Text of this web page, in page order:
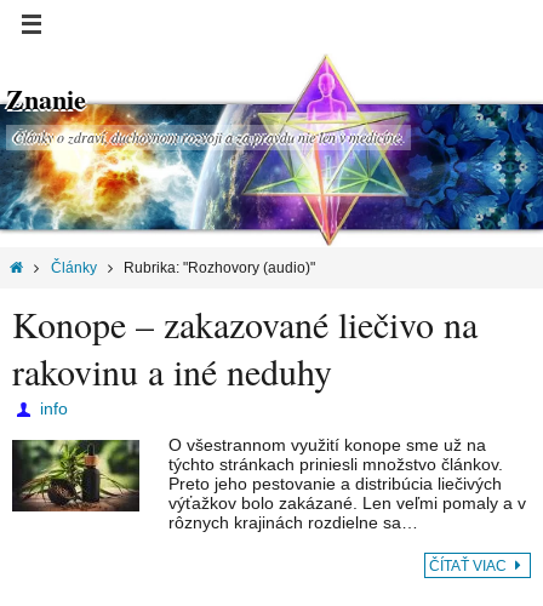
Znanie
Články o zdraví, duchovnom rozvoji a za pravdu nie len v medicíne.
Články Rubrika: "Rozhovory (audio)"
Konope – zakazované liečivo na
rakovinu a iné neduhy
info
O všestrannom využití konope sme už na
týchto stránkach priniesli množstvo článkov.
Preto jeho pestovanie a distribúcia liečivých
výťažkov bolo zakázané. Len veľmi pomaly a v
rôznych krajinách rozdielne sa…
ČÍTAŤ VIAC